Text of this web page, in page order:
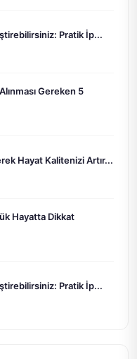
Pratik İp...
Gereken 5
Hayat Kalitenizi Artır...
Hayatta Dikkat
Pratik İp...